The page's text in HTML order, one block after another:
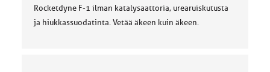
Rocketdyne F-1 ilman katalysaattoria, urearuiskutusta
ja hiukkassuodatinta. Vetää äkeen kuin äkeen.